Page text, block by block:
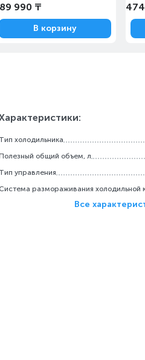
990 ₸
В корзину
Тип холодильника
общий объем, л
Тип управления
Система размораживания холодильной
Все